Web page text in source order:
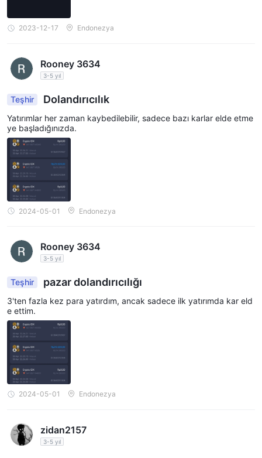
2023-12-17 Endonezya
Rooney 3634
3-5 yıl
Teşhir Dolandırıcılık
Yatırımlar her zaman kaybedilebilir, sadece bazı karlar elde etme
ye başladığınızda.
2024-05-01 Endonezya
Rooney 3634
3-5 yıl
Teşhir pazar dolandırıcılığı
3'ten fazla kez para yatırdım, ancak sadece ilk yatırımda kar eld
e ettim.
2024-05-01 Endonezya
zidan2157
3-5 yıl